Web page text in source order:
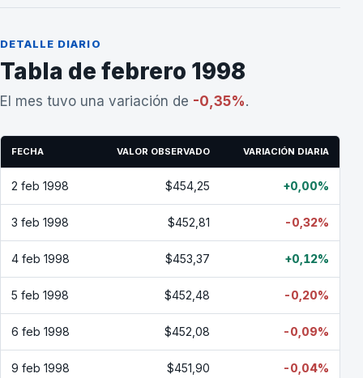
DETALLE DIARIO
Tabla de febrero 1998
El mes tuvo una variación de -0,35%.
FECHA VALOR OBSERVADO VARIACIÓN DIARIA
2 feb 1998 $454,25 +0,00%
3 feb 1998 $452,81 -0,32%
4 feb 1998 $453,37 +0,12%
5 feb 1998 $452,48 -0,20%
6 feb 1998 $452,08 -0,09%
9 feb 1998 $451,90 -0,04%